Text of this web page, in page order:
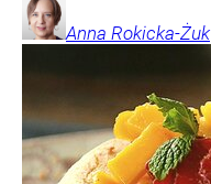
Anna Rokicka-Żuk